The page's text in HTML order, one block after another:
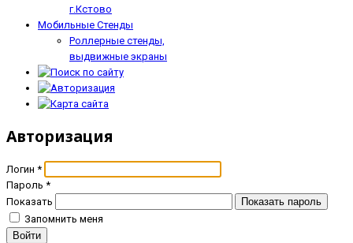
г.Кстово
Мобильные Стенды
Роллерные стенды,
выдвижные экраны
Авторизация
Логин *
Пароль *
Показать
Показать пароль
Запомнить меня
Войти